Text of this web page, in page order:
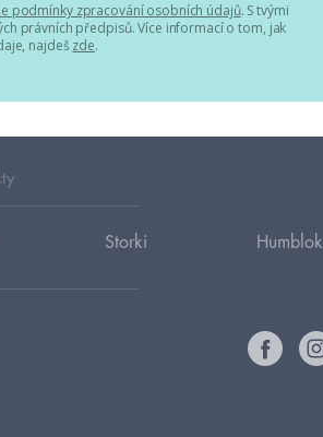
podmínky zpracování osobních údajů. S tvými
právních předpisů. Více informací o tom, jak
najdeš zde.
Storki Humblok